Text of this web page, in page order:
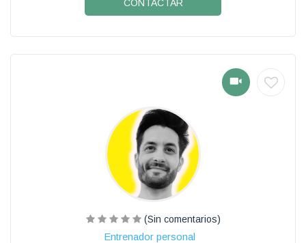
CONTACTAR
(Sin comentarios)
Entrenador personal